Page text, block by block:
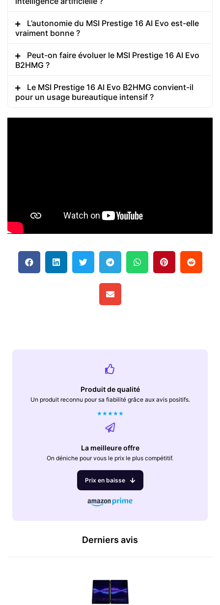
L’autonomie du MSI Prestige 16 AI Evo est-elle
vraiment bonne ?
Peut-on faire évoluer le MSI Prestige 16 AI Evo
B2HMG ?
Le MSI Prestige 16 AI Evo B2HMG convient-il
pour un usage bureautique intensif ?
Produit de qualité
Un produit reconnu pour sa fiabilité grâce aux avis positifs.
★★★★★
La meilleure offre
On déniche pour vous le prix le plus compétitif.
Prix en baisse
Derniers avis